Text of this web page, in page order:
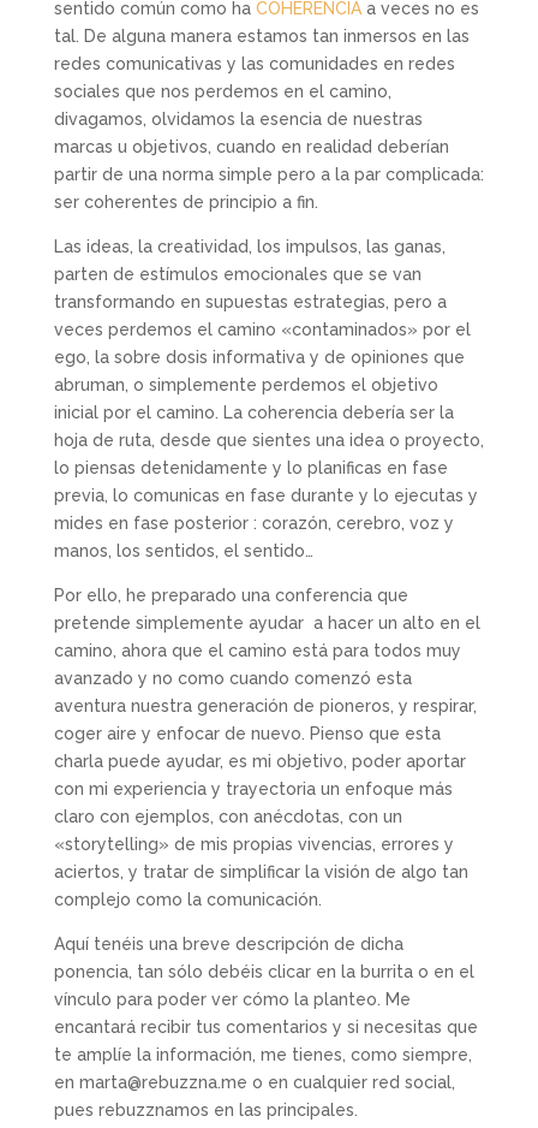
sentido común como ha COHERENCIAa veces no es
tal. De alguna manera estamos tan inmersos en las
redes comunicativas y las comunidades en redes
sociales que nos perdemos en el camino,
divagamos, olvidamos la esencia de nuestras
marcas u objetivos, cuando en realidad deberían
partir de una norma simple pero a la par complicada:
ser coherentes de principio a fin.
Las ideas, la creatividad, los impulsos, las ganas,
parten de estímulos emocionales que se van
transformando en supuestas estrategias, pero a
veces perdemos el camino «contaminados» por el
ego, la sobre dosis informativa y de opiniones que
abruman, o simplemente perdemos el objetivo
inicial por el camino. La coherencia debería ser la
hoja de ruta, desde que sientes una idea o proyecto,
lo piensas detenidamente y lo planificas en fase
previa, lo comunicas en fase durante y lo ejecutas y
mides en fase posterior : corazón, cerebro, voz y
manos, los sentidos, el sentido…
Por ello, he preparado una conferencia que
pretende simplemente ayudar a hacer un alto en el
camino, ahora que el camino está para todos muy
avanzado y no como cuando comenzó esta
aventura nuestra generación de pioneros, y respirar,
coger aire y enfocar de nuevo. Pienso que esta
charla puede ayudar, es mi objetivo, poder aportar
con mi experiencia y trayectoria un enfoque más
claro con ejemplos, con anécdotas, con un
«storytelling» de mis propias vivencias, errores y
aciertos, y tratar de simplificar la visión de algo tan
complejo como la comunicación.
Aquí tenéis una breve descripción de dicha
ponencia, tan sólo debéis clicar en la burrita o en el
vínculo para poder ver cómo la planteo. Me
encantará recibir tus comentarios y si necesitas que
te amplíe la información, me tienes, como siempre,
en marta@rebuzzna.me o en cualquier red social,
pues rebuzznamos en las principales.